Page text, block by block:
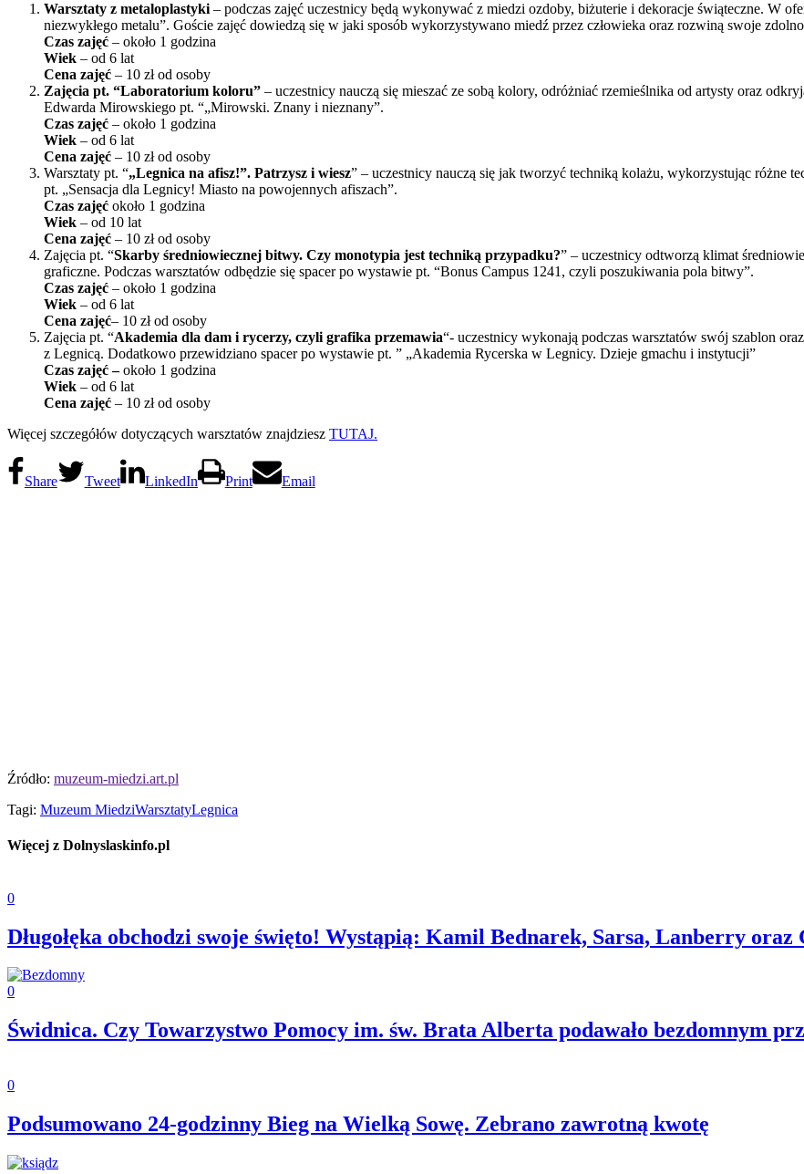
Warsztaty z metaloplastyki – podczas zajęć uczestnicy będą wykonywać z miedzi ozdoby, biżuterie i dekoracje świąteczne. W
niezwykłego metalu”. Goście zajęć dowiedzą się w jaki sposób wykorzystywano miedź przez człowieka oraz rozwiną swoje
Czas zajęć – około 1 godzina
Wiek – od 6 lat
Cena zajęć – 10 zł od osoby
Zajęcia pt. “Laboratorium koloru” – uczestnicy nauczą się mieszać ze sobą kolory, odróżniać rzemieślnika od artysty oraz
Edwarda Mirowskiego pt. “„Mirowski. Znany i nieznany”.
Czas zajęć – około 1 godzina
Wiek – od 6 lat
Cena zajęć – 10 zł od osoby
Warsztaty pt. “„Legnica na afisz!”. Patrzysz i wiesz” – uczestnicy nauczą się jak tworzyć techniką kolażu, wykorzystując różne
pt. „Sensacja dla Legnicy! Miasto na powojennych afiszach”.
Czas zajęć około 1 godzina
Wiek – od 10 lat
Cena zajęć – 10 zł od osoby
Zajęcia pt. “Skarby średniowiecznej bitwy. Czy monotypia jest techniką przypadku?” – uczestnicy odtworzą klimat
graficzne. Podczas warsztatów odbędzie się spacer po wystawie pt. “Bonus Campus 1241, czyli poszukiwania pola bitwy”.
Czas zajęć – około 1 godzina
Wiek – od 6 lat
Cena zajęć– 10 zł od osoby
Zajęcia pt. “Akademia dla dam i rycerzy, czyli grafika przemawia“- uczestnicy wykonają podczas warsztatów swój szablon
z Legnicą. Dodatkowo przewidziano spacer po wystawie pt. ” „Akademia Rycerska w Legnicy. Dzieje gmachu i instytucji”
Czas zajęć –około 1 godzina
Wiek – od 6 lat
Cena zajęć – 10 zł od osoby
Więcej szczegółów dotyczących warsztatów znajdziesz TUTAJ.
Share Tweet LinkedIn Print Email
Źródło: muzeum-miedzi.art.pl
Tagi: Muzeum MiedziWarsztatyLegnica
Więcej z Dolnyslaskinfo.pl
0
Długołęka obchodzi swoje święto! Wystąpią: Kamil Bednarek, Sarsa, Lanberry oraz
0
Świdnica. Czy Towarzystwo Pomocy im. św. Brata Alberta podawało bezdomnym
0
Podsumowano 24-godzinny Bieg na Wielką Sowę. Zebrano zawrotną kwotę